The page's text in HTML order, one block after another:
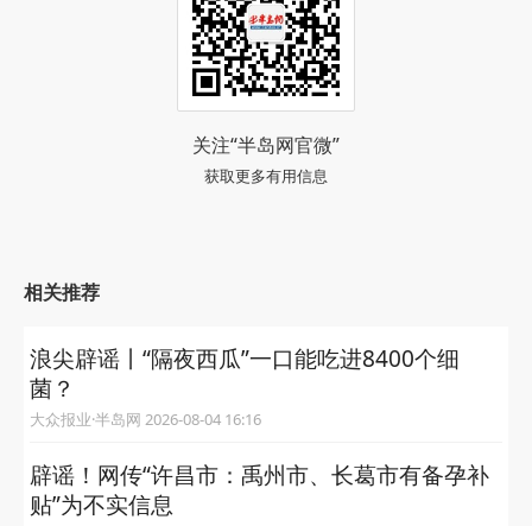
关注“半岛网官微”
获取更多有用信息
相关推荐
浪尖辟谣丨“隔夜西瓜”一口能吃进8400个细
菌？
大众报业·半岛网 2026-08-04 16:16
辟谣！网传“许昌市：禹州市、长葛市有备孕补
贴”为不实信息